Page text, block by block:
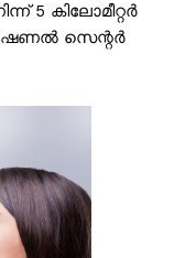
5 കിലോമീറ്റർ
സെന്റർ